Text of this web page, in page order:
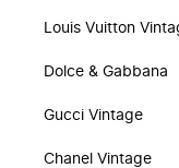
Louis Vuitton
Dolce & Gabbana
Gucci Vintage
Chanel Vintage